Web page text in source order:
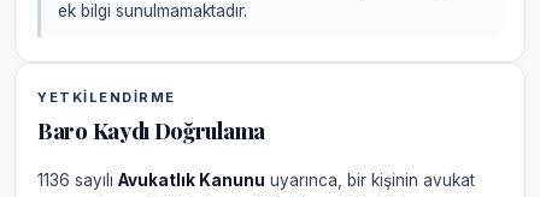
ek bilgi sunulmamaktadır.
YETKILENDIRME
Baro Kaydı Doğrulama
1136 sayılı Avukatlık Kanunu uyarınca, bir kişinin avukat